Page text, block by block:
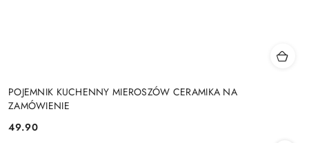
POJEMNIK KUCHENNY MIEROSZÓW CERAMIKA NA
ZAMÓWIENIE
Cena:
49.90